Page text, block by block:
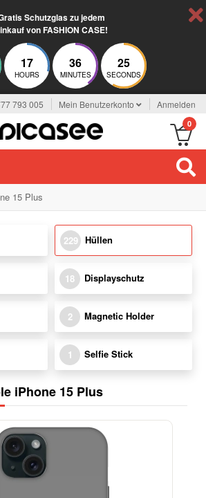
Schutzglas zu jedem
von FASHION CASE!
17
HOURS
36
MINUTES
24
SECONDS
793 005 Mein Benutzerkonto Anmelden
0
15 Plus
229 Hüllen
18 Displayschutz
2 Magnetic Holder
1 Selfie Stick
iPhone 15 Plus